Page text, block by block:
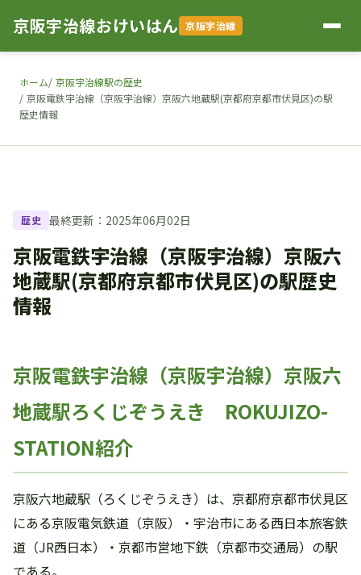
京阪宇治線おけいはん 京阪宇治線
ホーム 京阪宇治線駅の歴史
京阪電鉄宇治線（京阪宇治線）京阪六地蔵駅(京都府京都市伏見区)の駅
歴史情報
歴史 最終更新：2025年06月02日
京阪電鉄宇治線（京阪宇治線）京阪六
地蔵駅(京都府京都市伏見区)の駅歴史
情報
京阪電鉄宇治線（京阪宇治線）京阪六
地蔵駅ろくじぞうえき ROKUJIZO-
STATION紹介
京阪六地蔵駅（ろくじぞうえき）は、京都府京都市伏見区
にある京阪電気鉄道（京阪）・宇治市にある西日本旅客鉄
道（JR西日本）・京都市営地下鉄（京都市交通局）の駅
である。